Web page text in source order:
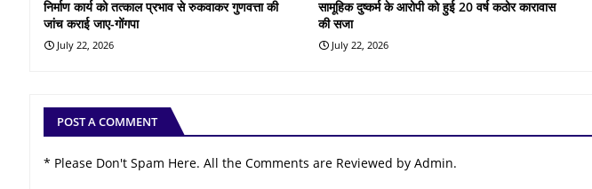
निर्माण कार्य को तत्काल प्रभाव से रुकवाकर गुणवत्ता की
जांच कराई जाए-गोंगपा
July 22, 2026
सामूहिक दुष्कर्म के आरोपी को हुई 20 वर्ष कठोर कारावास
की सजा
July 22, 2026
POST A COMMENT
* Please Don't Spam Here. All the Comments are Reviewed by Admin.